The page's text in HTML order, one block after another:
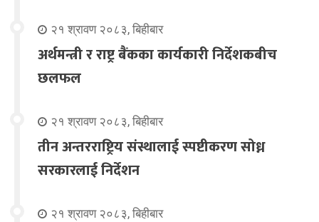
२१ श्रावण २०८३, बिहीबार
अर्थमन्त्री र राष्ट्र बैंकका कार्यकारी निर्देशकबीच
छलफल
२१ श्रावण २०८३, बिहीबार
तीन अन्तरराष्ट्रिय संस्थालाई स्पष्टीकरण सोध्न
सरकारलाई निर्देशन
२१ श्रावण २०८३, बिहीबार